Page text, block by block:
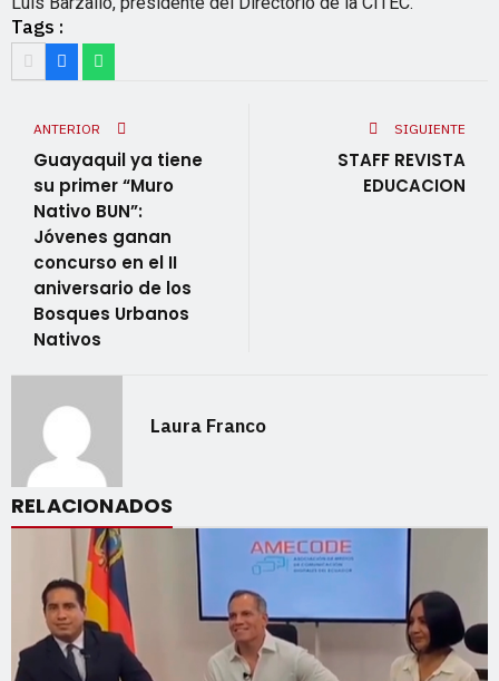
Tags :
ANTERIOR
Guayaquil ya tiene
su primer “Muro
Nativo BUN”:
Jóvenes ganan
concurso en el II
aniversario de los
Bosques Urbanos
Nativos
SIGUIENTE
STAFF REVISTA
EDUCACION
Laura Franco
RELACIONADOS